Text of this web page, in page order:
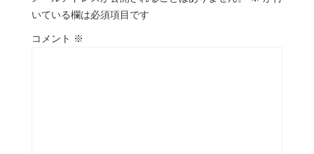
いている欄は必須項目です
コメント ※